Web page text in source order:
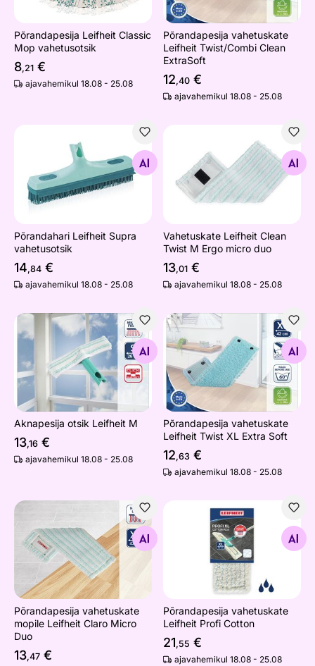
Põrandapesija Leifheit Classic
Mop vahetusotsik
8,21 €
ajavahemikul 18.08 - 25.08
Põrandapesija vahetuskate
Leifheit Twist/Combi Clean
ExtraSoft
12,40 €
ajavahemikul 18.08 - 25.08
Põrandahari Leifheit Supra vahetusotsik
Otsi sarnaseid
Põrandahari Leifheit Supra
vahetusotsik
14,84 €
ajavahemikul 18.08 - 25.08
Vahetuskate Leifheit Clean
Otsi sarnaseid
Vahetuskate Leifheit Clean
Twist M Ergo micro duo
13,01 €
ajavahemikul 18.08 - 25.08
Aknapesija otsik Leifheit M
Otsi sarnaseid
Aknapesija otsik Leifheit M
13,16 €
ajavahemikul 18.08 - 25.08
Põrandapesija vahetuskate
Otsi sarnaseid
Põrandapesija vahetuskate
Leifheit Twist XL Extra Soft
12,63 €
ajavahemikul 18.08 - 25.08
Põrandapesija vahetuskate mopile Leifheit Claro Micro
Otsi sarnaseid
Põrandapesija vahetuskate
mopile Leifheit Claro Micro
Duo
13,47 €
Põrandapesija vahetuskate
Otsi sarnaseid
Põrandapesija vahetuskate
Leifheit Profi Cotton
21,55 €
ajavahemikul 18.08 - 25.08